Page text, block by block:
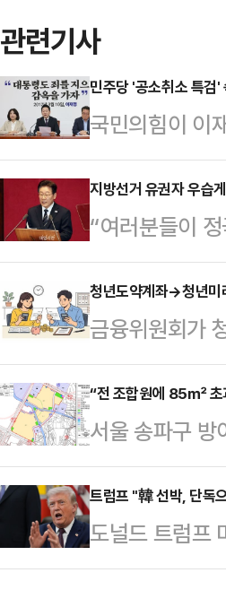
관련기사
민주당 '공소취소 특검
국민의힘이 이
반전 카드로 활
서까지 속도 조
다는 점을 명확
슈를 얼마나 잘
선거 국민의힘
후보·양향자
도지사 후보·
지방선거 유권자 우습
“여러분들이
요하다고 생각
릴 셈이 아니라
구시장 후보가
특검법을 대표
한 말이다.더불
정적 입장을
다. “법안을 ‘
청년도약계좌→청년미
금융위원회가
지만, 상품 구
가 크게 갈릴
야 실익 판단이
금 출시 준비
좌 가입자는 오
는 특별중도해
소득 비과세
“전 조합원에 85㎡ 초
서울 송파구 방
도를 낼 전망이
픽선수기자촌
략환경영향평
했다. 이번 공
트럼프 "韓 선박, 단독
도널드 트럼프
가 이란군의 공